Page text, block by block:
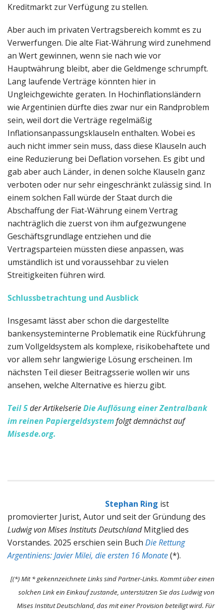
Kreditmarkt zur Verfügung zu stellen.
Aber auch im privaten Vertragsbereich kommt es zu
Verwerfungen. Die alte Fiat-Währung wird zunehmend
an Wert gewinnen, wenn sie nach wie vor
Hauptwährung bleibt, aber die Geldmenge schrumpft.
Lang laufende Verträge könnten hier in
Ungleichgewichte geraten. In Hochinflationsländern
wie Argentinien dürfte dies zwar nur ein Randproblem
sein, weil dort die Verträge regelmäßig
Inflationsanpassungsklauseln enthalten. Wobei es
auch nicht immer sein muss, dass diese Klauseln auch
eine Reduzierung bei Deflation vorsehen. Es gibt und
gab aber auch Länder, in denen solche Klauseln ganz
verboten oder nur sehr eingeschränkt zulässig sind. In
einem solchen Fall würde der Staat durch die
Abschaffung der Fiat-Währung einem Vertrag
nachträglich die zuerst von ihm aufgezwungene
Geschäftsgrundlage entziehen und die
Vertragsparteien müssten diese anpassen, was
umständlich ist und voraussehbar zu vielen
Streitigkeiten führen wird.
Schlussbetrachtung und Ausblick
Insgesamt lässt aber schon die dargestellte
bankensysteminterne Problematik eine Rückführung
zum Vollgeldsystem als komplexe, risikobehaftete und
vor allem sehr langwierige Lösung erscheinen. Im
nächsten Teil dieser Beitragsserie wollen wir uns
ansehen, welche Alternative es hierzu gibt.
Teil 5der ArtikelserieDie Auflösung einer Zentralbank
im reinen Papiergeldsystemfolgt demnächst auf
Misesde.org.
Stephan Ring ist
promovierter Jurist, Autor und seit der Gründung des
Ludwig von Mises Instituts DeutschlandMitglied des
Vorstandes. 2025 erschien sein Buch Die Rettung
Argentiniens: Javier Milei, die ersten 16 Monate(*).
[(*) Mit * gekennzeichnete Links sind Partner-Links. Kommt über einen
solchen Link ein Einkauf zustande, unterstützen Sie das Ludwig von
Mises Institut Deutschland, das mit einer Provision beteiligt wird. Für